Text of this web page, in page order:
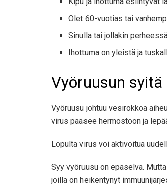
Olet 60-vuotias tai
Sinulla tai jollakin
Ihottuma on yleistä ja
Vyöruusun syitä
Vyöruusu johtuu vesirokkoa
virus pääsee hermostoon ja
Lopulta virus voi aktivoitua
Syy vyöruusu on epäselvä.
joilla on heikentynyt